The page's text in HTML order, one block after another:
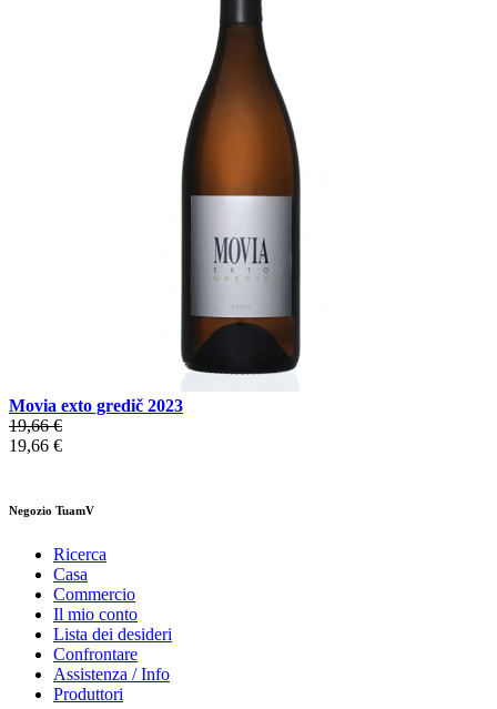
Movia exto gredič 2023
19,66 €
19,66 €
Negozio TuamV
Ricerca
Casa
Commercio
Il mio conto
Lista dei desideri
Confrontare
Assistenza / Info
Produttori